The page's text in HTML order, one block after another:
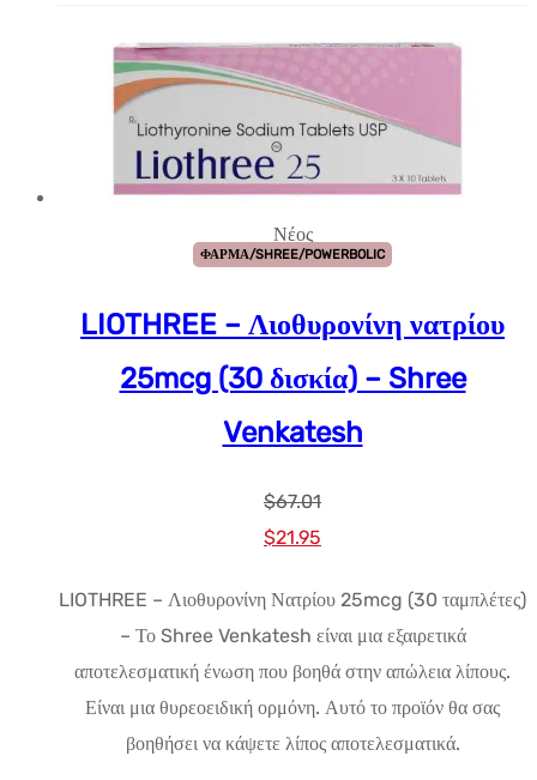
Νέος
ΦΑΡΜΑ/SHREE/POWERBOLIC
LIOTHREE – Λιοθυρονίνη νατρίου
25mcg (30 δισκία) – Shree
Venkatesh
$67.01
Αρχική
$67.01.
$21.95
τιμή
είναι:
$21.95.
LIOTHREE – Λιοθυρονίνη Νατρίου 25mcg (30 ταμπλέτες)
– Το Shree Venkatesh είναι μια εξαιρετικά
αποτελεσματική ένωση που βοηθά στην απώλεια λίπους.
Είναι μια θυρεοειδική ορμόνη. Αυτό το προϊόν θα σας
βοηθήσει να κάψετε λίπος αποτελεσματικά.